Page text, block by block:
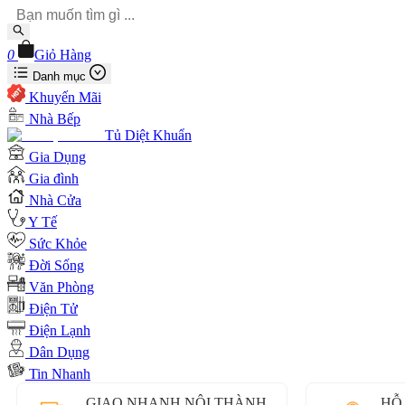
0 Giỏ Hàng
Danh mục
Khuyến Mãi
Nhà Bếp
Tủ Diệt Khuẩn
Gia Dụng
Gia đình
Nhà Cửa
Y Tế
Sức Khỏe
Đời Sống
Văn Phòng
Điện Tử
Điện Lạnh
Dân Dụng
Tin Nhanh